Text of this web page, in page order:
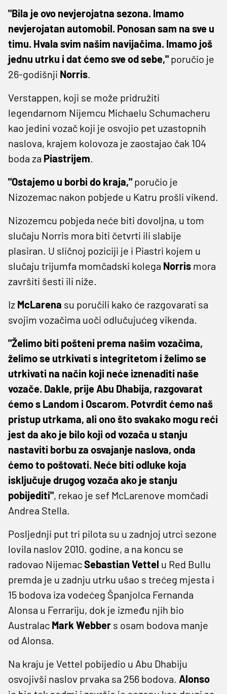
"Bila je ovo nevjerojatna sezona. Imamo
nevjerojatan automobil. Ponosan sam na sve u
timu. Hvala svim našim navijačima. Imamo još
jednu utrku i dat ćemo sve od sebe," poručio je
26-godišnji Norris.
Verstappen, koji se može pridružiti
legendarnom Nijemcu Michaelu Schumacheru
kao jedini vozač koji je osvojio pet uzastopnih
naslova, krajem kolovoza je zaostajao čak 104
boda za Piastrijem.
"Ostajemo u borbi do kraja," poručio je
Nizozemac nakon pobjede u Katru prošli vikend.
Nizozemcu pobjeda neće biti dovoljna, u tom
slučaju Norris mora biti četvrti ili slabije
plasiran. U sličnoj poziciji je i Piastri kojem u
slučaju trijumfa momčadski kolega Norris mora
završiti šesti ili niže.
Iz McLarena su poručili kako će razgovarati sa
svojim vozačima uoči odlučujućeg vikenda.
"Želimo biti pošteni prema našim vozačima,
želimo se utrkivati ​​s integritetom i želimo se
utrkivati ​​na način koji neće iznenaditi naše
vozače. Dakle, prije Abu Dhabija, razgovarat
ćemo s Landom i Oscarom. Potvrdit ćemo naš
pristup utrkama, ali ono što svakako mogu reći
jest da ako je bilo koji od vozača u stanju
nastaviti borbu za osvajanje naslova, onda
ćemo to poštovati. Neće biti odluke koja
isključuje drugog vozača ako je stanju
pobijediti", rekao je sef McLarenove momčadi
Andrea Stella.
Posljednji put tri pilota su u zadnjoj utrci sezone
lovila naslov 2010. godine, a na koncu se
radovao NijemacSebastian Vettel u Red Bullu
premda je u zadnju utrku ušao s trećeg mjesta i
15 bodova iza vodećeg Španjolca Fernanda
Alonsa u Ferrariju, dok je između njih bio
Australac Mark Webber s osam bodova manje
od Alonsa.
Na kraju je Vettel pobijedio u Abu Dhabiju
osvojivši naslov prvaka sa 256 bodova. Alonso